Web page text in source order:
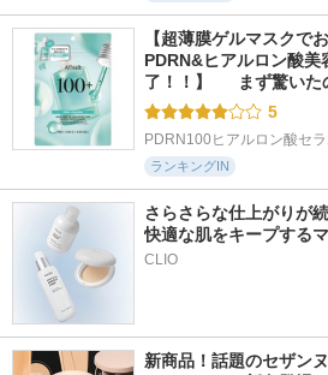
【超薄膜ゲルマスクで
PDRN&ヒアルロン酸
了！！】  　まず驚い
5
PDRN100ヒアルロン酸セ
ランキングIN
さらさらな仕上がりが
快適な肌をキープする
新商品！話題のセザン